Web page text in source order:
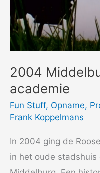
2004
academie
Fun Stuff, Opname,
Frank Koppelmans
In 2004 ging de
in het oude stadshuis